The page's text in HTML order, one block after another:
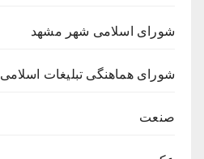
شورای اسلامی شهر مشهد
شورای هماهنگی تبلیغات اسلامی
صنعت